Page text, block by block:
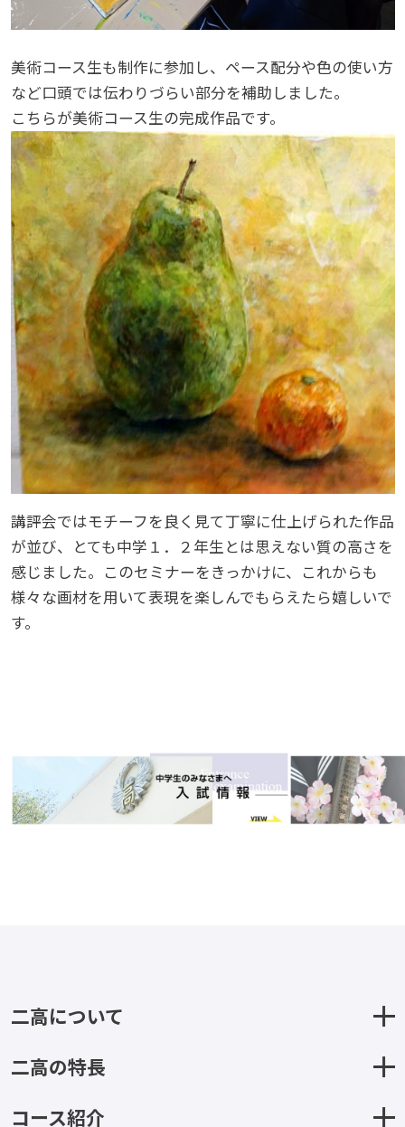
美術コース生も制作に参加し、ペース配分や色の使い方
など口頭では伝わりづらい部分を補助しました。
こちらが美術コース生の完成作品です。
講評会ではモチーフを良く見て丁寧に仕上げられた作品
が並び、とても中学１．２年生とは思えない質の高さを
感じました。このセミナーをきっかけに、これからも
様々な画材を用いて表現を楽しんでもらえたら嬉しいで
す。
二高について
二高の特長
コース紹介